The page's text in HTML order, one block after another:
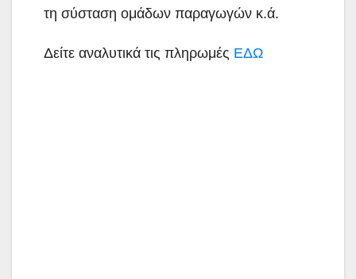
τη σύσταση ομάδων παραγωγών κ.ά.
Δείτε αναλυτικά τις πληρωμές ΕΔΩ